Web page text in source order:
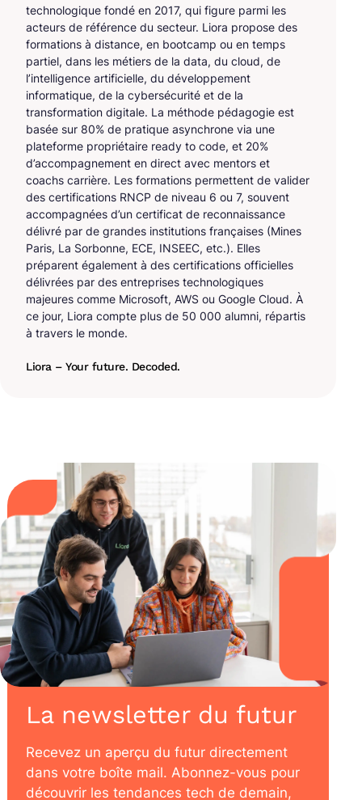
technologique fondé en 2017, qui figure parmi les
acteurs de référence du secteur. Liora propose des
formations à distance, en bootcamp ou en temps
partiel, dans les métiers de la data, du cloud, de
l’intelligence artificielle, du développement
informatique, de la cybersécurité et de la
transformation digitale. La méthode pédagogie est
basée sur 80% de pratique asynchrone via une
plateforme propriétaire ready to code, et 20%
d’accompagnement en direct avec mentors et
coachs carrière. Les formations permettent de valider
des certifications RNCP de niveau 6 ou 7, souvent
accompagnées d’un certificat de reconnaissance
délivré par de grandes institutions françaises (Mines
Paris, La Sorbonne, ECE, INSEEC, etc.). Elles
préparent également à des certifications officielles
délivrées par des entreprises technologiques
majeures comme Microsoft, AWS ou Google Cloud. À
ce jour, Liora compte plus de 50 000 alumni, répartis
à travers le monde.
Liora – Your future. Decoded.
La newsletter du futur
Recevez un aperçu du futur directement
dans votre boîte mail. Abonnez-vous pour
découvrir les tendances tech de demain,